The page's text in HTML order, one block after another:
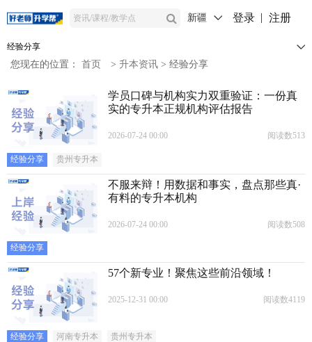
新疆 登录 注册
经验分享
您现在的位置： 首页 > 升本资讯 > 经验分享
学员口碑与机构实力双重验证：一份真
实的专升本正规机构评估报告
2026-07-24 00:00 阅读数513
经验分享 贵州专升本
不服来辩！用数据和事实，盘点那些真·
有料的专升本机构
2026-07-24 00:00 阅读数508
经验分享
57个新专业！聚焦这些前沿领域！
2025-12-31 00:00 阅读数4119
经验分享 河南专升本 贵州专升本